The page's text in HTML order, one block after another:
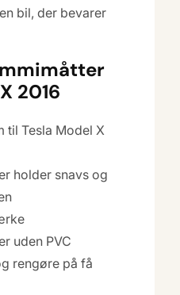
bil, der bevarer
2016
til Tesla Model X
holder snavs og
uden PVC
rengøre på få